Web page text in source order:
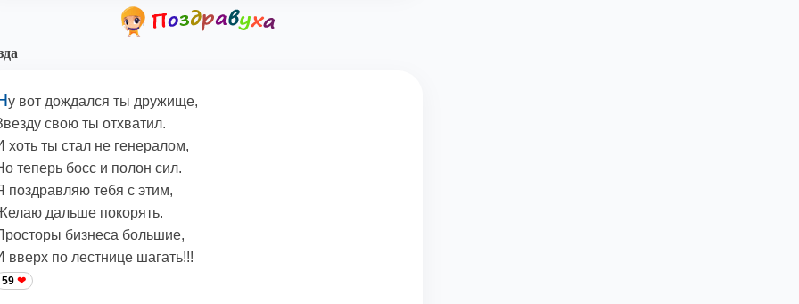
у вот дождался ты дружище,
свою ты отхватил.
хоть ты стал не генералом,
теперь босс и полон сил.
поздравляю тебя с этим,
дальше покорять.
бизнеса большие,
вверх по лестнице шагать!!!
59